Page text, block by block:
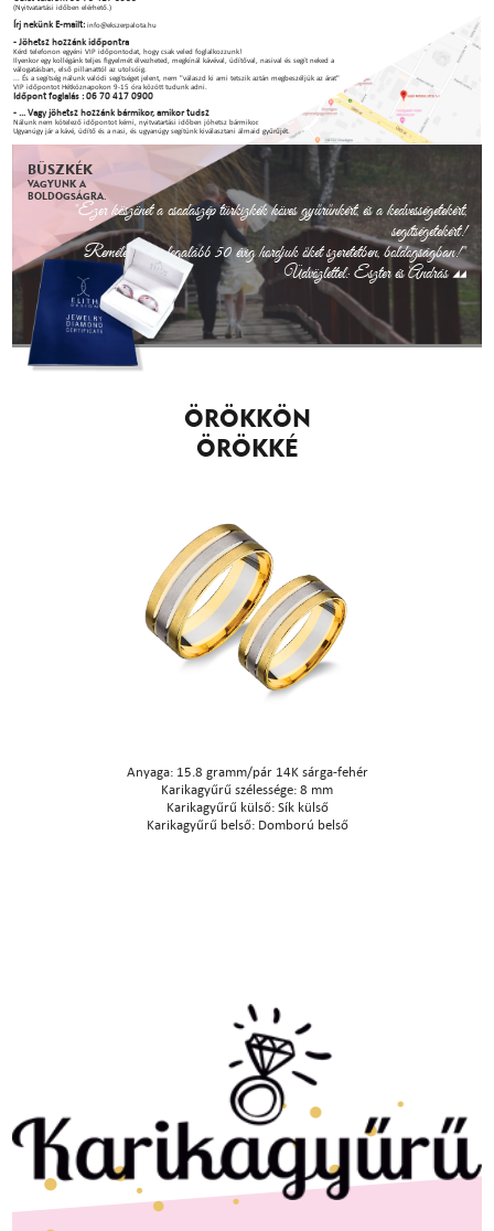
(Nyitvatartási időben elérhető.)
Írj nekünk E-mailt:info@ekszerpalota.hu
- Jöhetsz hozzánk időpontra
Kérd telefonon egyéni VIP időpontodat, hogy csak veled foglalkozzunk!
Ilyenkor egy kollégánk teljes figyelmét élvezheted, megkínál kávéval, üdítőval, nasival és segít neked a
válogatásban, első pillanattól az utolsóig.
... És a segítség nálunk valódi segítséget jelent, nem "válaszd ki ami tetszik aztán megbeszéljük az árat"
VIP időpontot Hétköznapokon 9-15 óra között tudunk adni.
Időpont foglalás : 06 70 417 0900
- ... Vagy jöhetsz hozzánk bármikor, amikor tudsz
Nálunk nem kötelező időpontot kérni, nyitvatartási időben jöhetsz bármikor.
Ugyanúgy jár a kávé, üdítő és a nasi, és ugyanúgy segítünk kiválasztani álmaid gyűrűjét.
BÜSZKÉK
VAGYUNK A
BOLDOGSÁGRA.
"Ezer köszönet a csodaszép türkizkék köves gyűrűnkért, és a kedvességetekért,
segítségetekért!
Remélem, még legalább 50 évig hordjuk őket szeretetben, boldogságban!"
Üdvözlettel: Eszter és András
ÖRÖKKÖN
ÖRÖKKÉ
Anyaga: 15.8 gramm/pár 14K sárga-fehér
Karikagyűrű szélessége: 8 mm
Karikagyűrű külső: Sík külső
Karikagyűrű belső: Domború belső